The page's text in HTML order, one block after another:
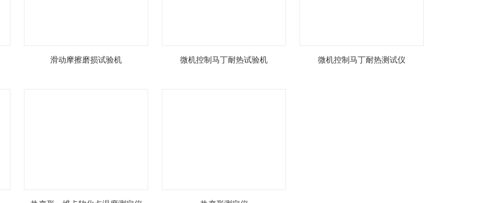
滑动摩擦磨损试验机 微机控制马丁耐热试验机 微机控制马丁耐热测试仪